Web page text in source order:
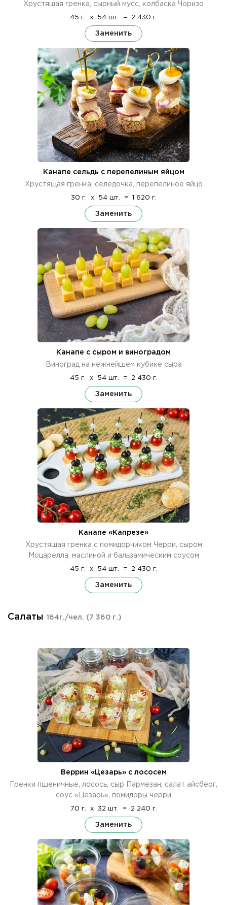
Хрустящая гренка, сырный мусс, колбаска Чоризо
45 г. x 54 шт. = 2 430 г.
Заменить
Канапе сельдь с перепелиным яйцом
Хрустящая гренка, селедочка, перепелиное яйцо
30 г. x 54 шт. = 1 620 г.
Заменить
Канапе с сыром и виноградом
Виноград на нежнейшем кубике сыра
45 г. x 54 шт. = 2 430 г.
Заменить
Канапе «Капрезе»
Хрустящая гренка с помидорчиком Черри, сыром
Моцарелла, маслиной и бальзамическим соусом
45 г. x 54 шт. = 2 430 г.
Заменить
Салаты 164г./чел. (7 360 г.)
Веррин «Цезарь» с лососем
Гренки пшеничные, лосось, сыр Пармезан, салат айсберг,
соус «Цезарь», помидоры черри
70 г. x 32 шт. = 2 240 г.
Заменить